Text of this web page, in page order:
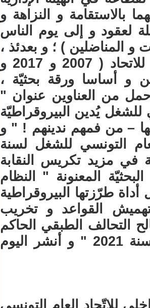
بالاستقامة و النزاهة و
لعقود و إلى يوم الناس
و المناضلين ) ؛ و بعدئذ ،
انكببت على دراسة النظام الداخلي للاتحاد ( 2007 و 2017 و
و أساسا ورقة بحثيّة ،
من العناوين عنوان "
للشغل يُدين البيروقراطيّة
– من فمهم ندينهم ! " و
التونسي للشغل لسنة
في مزيد تكريس النقابة
المعنونة " النظام
طرّزتها البيروقراطية
القواعد و تخريب
التحالف الطبقي الحاكم
- قراءة أوّليّة في النظام الداخلي لسنة 2021 " و أنشر اليوم